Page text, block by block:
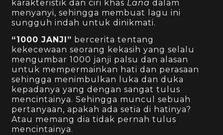
karakteristik dan ciri khas Lana dalam
menyanyi, sehingga membuat lagu ini
sungguh indah untuk dinikmati.
“1000 JANJI” bercerita tentang
kekecewaan seorang kekasih yang selalu
mengumbar 1000 janji palsu dan alasan
untuk mempermainkan hati dan perasaan
sehingga menimbulkan luka dan duka
kepadanya yang dengan sangat tulus
mencintainya. Sehingga muncul sebuah
pertanyaan, apakah ada setia di hatinya?
Atau memang dia tidak pernah tulus
mencintainya.